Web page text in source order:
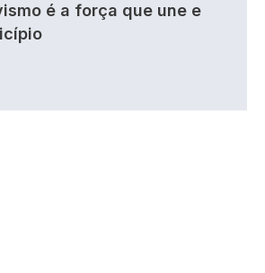
é a força que une e